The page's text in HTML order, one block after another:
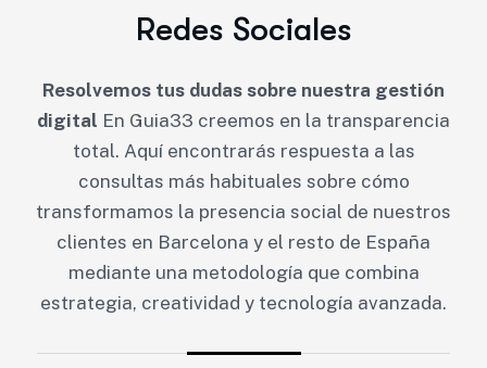
Redes Sociales
Resolvemos tus dudas sobre nuestra gestión
digital En Guia33 creemos en la transparencia
total. Aquí encontrarás respuesta a las
consultas más habituales sobre cómo
transformamos la presencia social de nuestros
clientes en Barcelona y el resto de España
mediante una metodología que combina
estrategia, creatividad y tecnología avanzada.